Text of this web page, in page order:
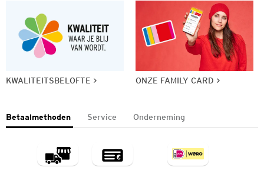
KWALITEITSBELOFTE ONZE FAMILY CARD
Betaalmethoden Service Onderneming